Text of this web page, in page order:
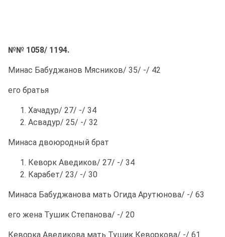
№№ 1058/ 1194.
Минас Бабуджанов Мясников/ 35/ -/ 42
его братья
Хачадур/ 27/ -/ 34
Асвадур/ 25/ -/ 32
Минаса двоюродный брат
Кеворк Аведиков/ 27/ -/ 34
Карабет/ 23/ -/ 30
Минаса Бабуджанова мать Огида Арутюнова/ -/ 63
его жена Тушик Степанова/ -/ 20
Кеворка Аведикова мать Тушик Кеворкова/ -/ 61